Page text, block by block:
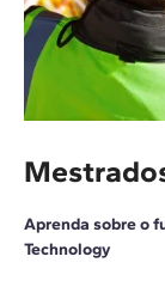
Aprenda sobre o
Technology